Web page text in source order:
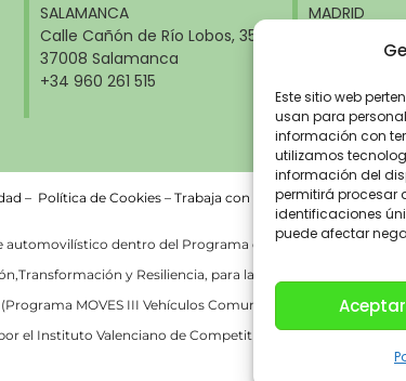
Este sitio web
usan para
información con
utilizamos
información del
permitirá procesar
identificaciones
puede afectar
Aceptar
SALAMANCA
Calle Cañón de Río Lobos, 35
37008 Salamanca
+34 960 261 515
MADRID
28020
+34 960 261
– Política de Cookies – Trabaja con nosotros
automovilístico dentro del Programa de incentivos a la
y Resiliencia, para la adquisición de
MOVES III Vehículos Comunitat Valenciana) del
el Instituto Valenciano de Competitividad Empresarial